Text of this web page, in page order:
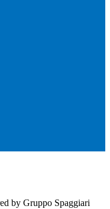
by Gruppo Spaggiari